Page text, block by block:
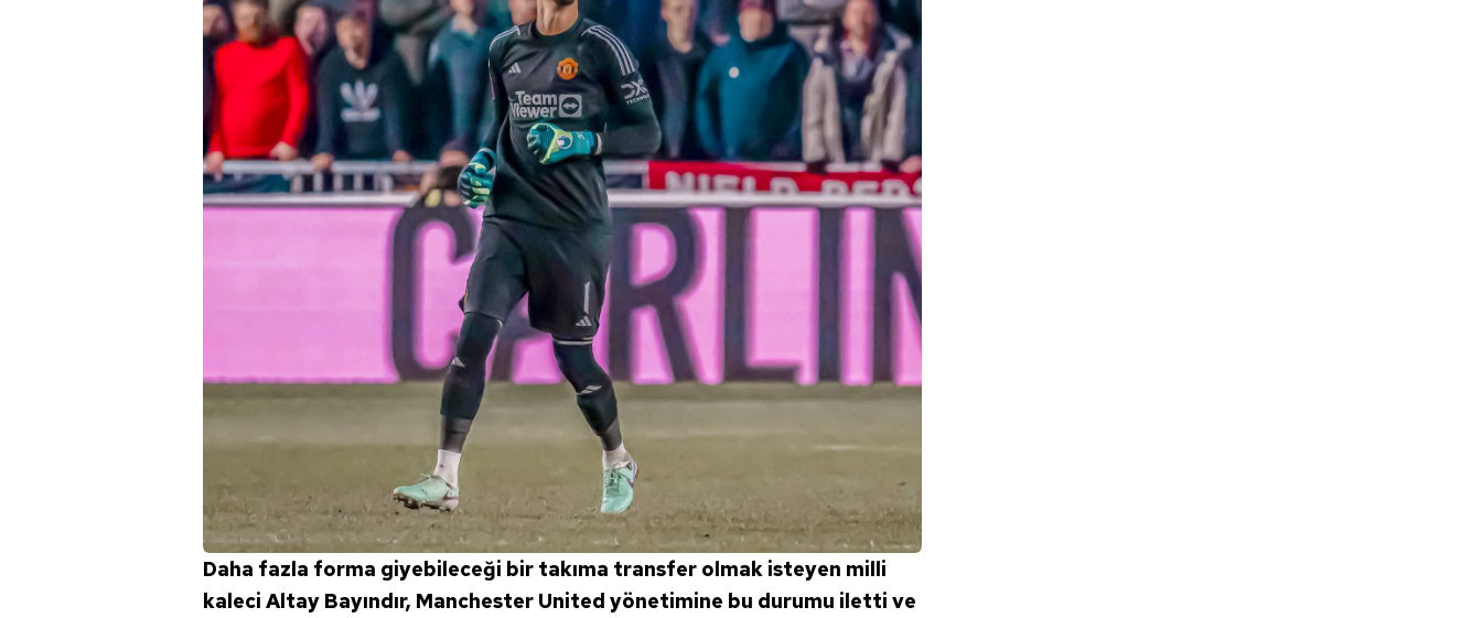
Daha fazla forma giyebileceği bir takıma transfer olmak isteyen milli
kaleci Altay Bayındır, Manchester United yönetimine bu durumu iletti ve